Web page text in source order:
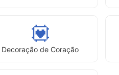
💟
Decoração de Coração